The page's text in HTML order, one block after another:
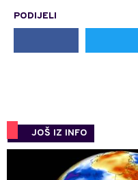
PODIJELI
JOŠ IZ INFO